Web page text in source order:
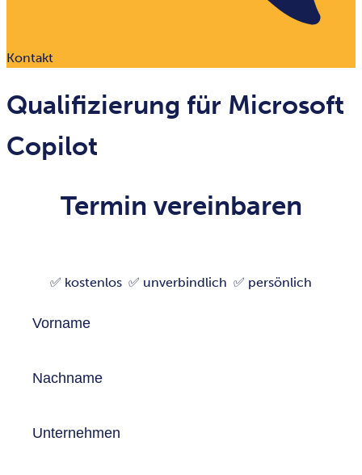
Kontakt
Qualifizierung für Microsoft
Copilot
Termin vereinbaren
✅ kostenlos ✅ unverbindlich ✅ persönlich